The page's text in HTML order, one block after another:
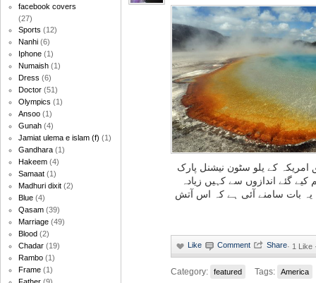
facebook covers
(27)
Sports (12)
Nanhi (6)
Iphone (1)
Numaish (1)
Dress (6)
Doctor (51)
Olympics (1)
Ansoo (1)
Gunah (4)
Jamiat ulema e islam (f) (1)
Gandhara (1)
Hakeem (4)
Samaat (1)
Madhuri dixit (2)
Blue (4)
Qasam (39)
Marriage (49)
Blood (2)
Chadar (19)
Rambo (1)
Frame (1)
کے یلو سٹون نیشنل پارک
گئے اندازوں سے کہیں زیادہ
یہ بات سامنے آئی ہے کہ اس آتش
· 1 Like
Category: featured Tags: America